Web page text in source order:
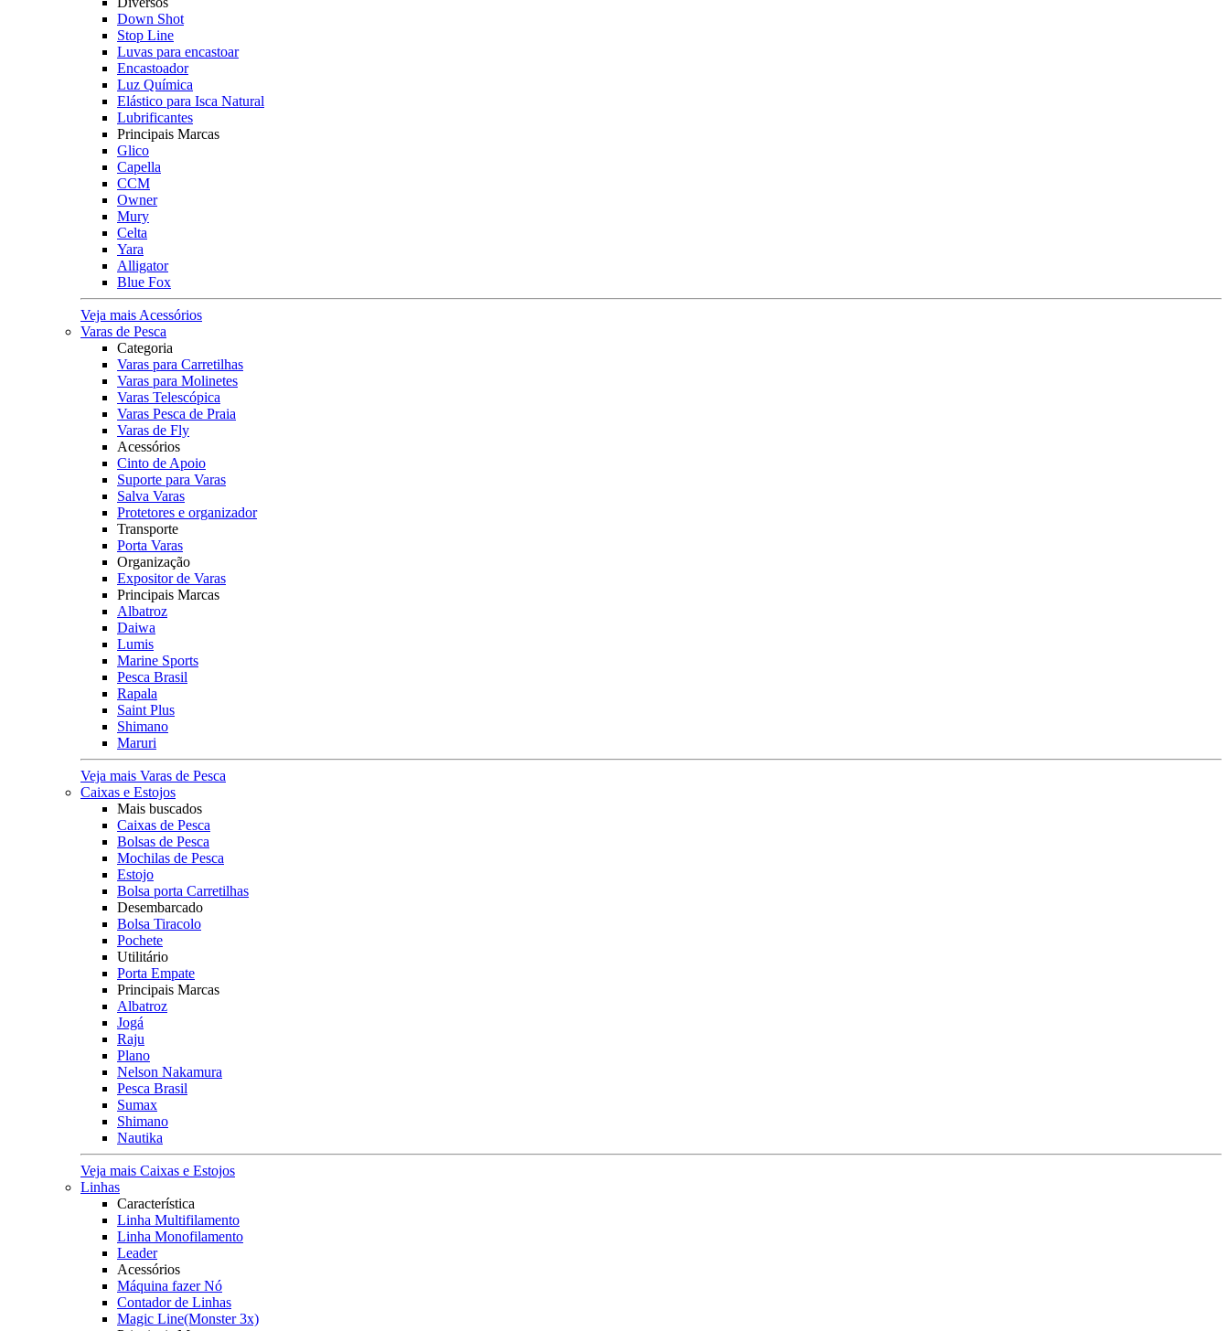
Down Shot
Stop Line
Luvas para encastoar
Encastoador
Luz Química
Elástico para Isca Natural
Lubrificantes
Principais Marcas
Glico
Capella
CCM
Owner
Mury
Celta
Yara
Alligator
Blue Fox
Veja mais Acessórios
Varas de Pesca
Categoria
Varas para Carretilhas
Varas para Molinetes
Varas Telescópica
Varas Pesca de Praia
Varas de Fly
Acessórios
Cinto de Apoio
Suporte para Varas
Salva Varas
Protetores e organizador
Transporte
Porta Varas
Organização
Expositor de Varas
Principais Marcas
Albatroz
Daiwa
Lumis
Marine Sports
Pesca Brasil
Rapala
Saint Plus
Shimano
Maruri
Veja mais Varas de Pesca
Caixas e Estojos
Mais buscados
Caixas de Pesca
Bolsas de Pesca
Mochilas de Pesca
Estojo
Bolsa porta Carretilhas
Desembarcado
Bolsa Tiracolo
Pochete
Utilitário
Porta Empate
Principais Marcas
Albatroz
Jogá
Raju
Plano
Nelson Nakamura
Pesca Brasil
Sumax
Shimano
Nautika
Veja mais Caixas e Estojos
Linhas
Característica
Linha Multifilamento
Linha Monofilamento
Leader
Acessórios
Máquina fazer Nó
Contador de Linhas
Magic Line(Monster 3x)